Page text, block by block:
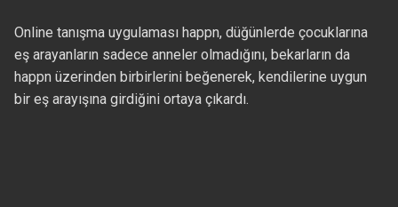
Online tanışma uygulaması happn, düğünlerde çocuklarına
eş arayanların sadece anneler olmadığını, bekarların da
happn üzerinden birbirlerini beğenerek, kendilerine uygun
bir eş arayışına girdiğini ortaya çıkardı.